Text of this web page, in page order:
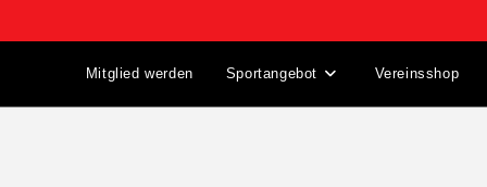
Mitglied werden Sportangebot Vereinsshop